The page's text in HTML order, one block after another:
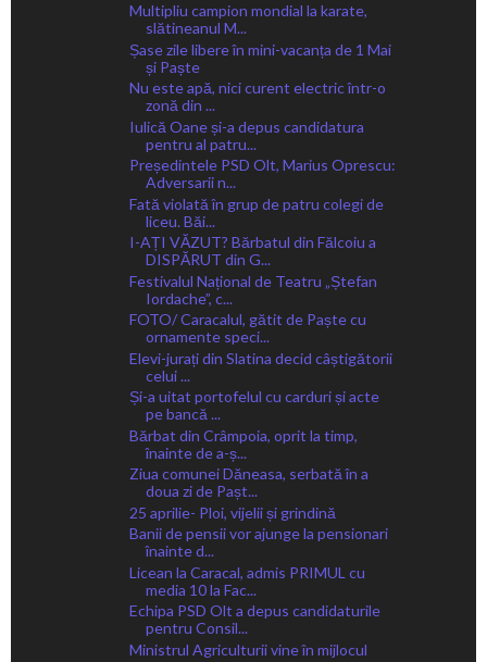
Multipliu campion mondial la karate,
slătineanul M...
Șase zile libere în mini-vacanța de 1 Mai
și Paște
Nu este apă, nici curent electric într-o
zonă din ...
Iulică Oane și-a depus candidatura
pentru al patru...
Președintele PSD Olt, Marius Oprescu:
Adversarii n...
Fată violată în grup de patru colegi de
liceu. Băi...
I-AȚI VĂZUT? Bărbatul din Fălcoiu a
DISPĂRUT din G...
Festivalul Național de Teatru „Ștefan
Iordache”, c...
FOTO/ Caracalul, gătit de Paște cu
ornamente speci...
Elevi-jurați din Slatina decid câștigătorii
celui ...
Și-a uitat portofelul cu carduri și acte
pe bancă ...
Bărbat din Crâmpoia, oprit la timp,
înainte de a-ș...
Ziua comunei Dăneasa, serbată în a
doua zi de Pașt...
25 aprilie- Ploi, vijelii și grindină
Banii de pensii vor ajunge la pensionari
înainte d...
Licean la Caracal, admis PRIMUL cu
media 10 la Fac...
Echipa PSD Olt a depus candidaturile
pentru Consil...
Ministrul Agriculturii vine în mijlocul